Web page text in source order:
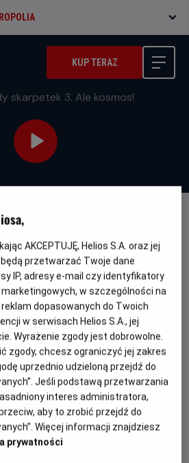
KUP TERAZ
FILM POLSKI
przygody
3. Ale kosmos!
przygody skarpetek 3. Ale
Gatunek
Animowany / Przygodowy
Kraj
i
rok
produkcji
Polska, Inne (2026)
SCENARIUSZ
Justyna Bednarek
WIĘCEJ SZCZEGÓŁÓW
AKCEPTUJĘ, Helios S.A. oraz jej
przetwarzać Twoje dane
IP, adresy e-mail czy identyfikatory
w szczególności na
dopasowanych do Twoich
w serwisach Helios S.A., jej
Wyrażenie zgody jest dobrowolne.
zgody, chcesz ograniczyć jej zakres
uprzednio udzieloną przejdź do
Jeśli podstawą przetwarzania
interes administratora,
aby to zrobić przejdź do
Więcej informacji znajdziesz
prywatności